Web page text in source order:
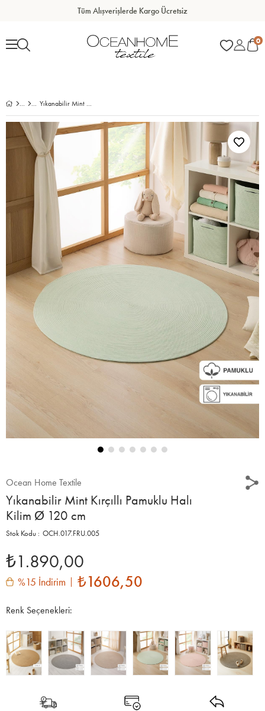
Tüm Alışverişlerde Kargo Ücretsiz
0
Yıkanabilir Mint Kırçıllı Pamuklu Halı Kilim Ø 120 cm
Ocean Home Textile
Yıkanabilir Mint Kırçıllı Pamuklu Halı
Kilim Ø 120 cm
OCH.017.FRU.005
₺1.890,00
%15 İndirim ₺1606,50
Renk Seçenekleri: